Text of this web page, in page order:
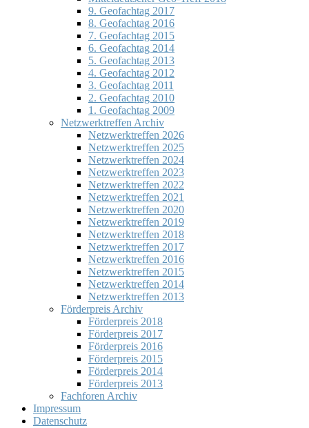
9. Geofachtag 2017
8. Geofachtag 2016
7. Geofachtag 2015
6. Geofachtag 2014
5. Geofachtag 2013
4. Geofachtag 2012
3. Geofachtag 2011
2. Geofachtag 2010
1. Geofachtag 2009
Netzwerktreffen Archiv
Netzwerktreffen 2026
Netzwerktreffen 2025
Netzwerktreffen 2024
Netzwerktreffen 2023
Netzwerktreffen 2022
Netzwerktreffen 2021
Netzwerktreffen 2020
Netzwerktreffen 2019
Netzwerktreffen 2018
Netzwerktreffen 2017
Netzwerktreffen 2016
Netzwerktreffen 2015
Netzwerktreffen 2014
Netzwerktreffen 2013
Förderpreis Archiv
Förderpreis 2018
Förderpreis 2017
Förderpreis 2016
Förderpreis 2015
Förderpreis 2014
Förderpreis 2013
Fachforen Archiv
Impressum
Datenschutz